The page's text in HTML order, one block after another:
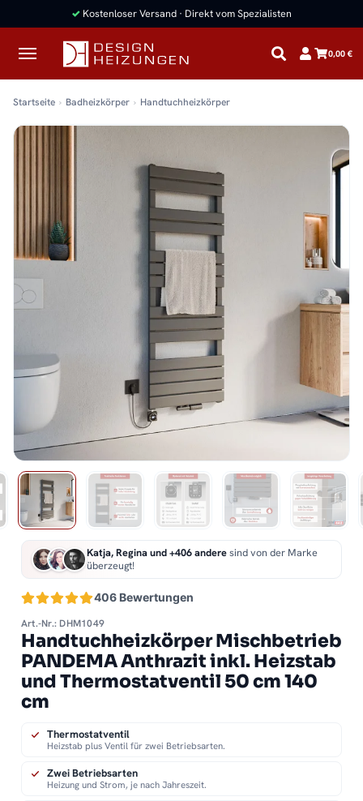
✓ Kostenloser Versand · Direkt vom Spezialisten
0,00 €
Startseite Badheizkörper Handtuchheizkörper
406 Bewertungen
Katja, Regina und +406 anderesind von der Marke
überzeugt!
Art.-Nr.: DHM1049
Handtuchheizkörper Mischbetrieb
PANDEMA Anthrazit inkl. Heizstab
und Thermostatventil 50 cm 140
cm
Thermostatventil
Heizstab plus Ventil für zwei Betriebsarten.
Zwei Betriebsarten
Heizung und Strom, je nach Jahreszeit.